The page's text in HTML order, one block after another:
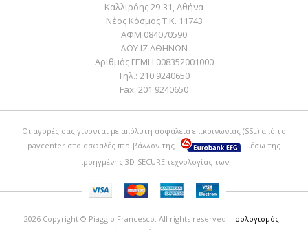
Καλλιρόης 29-31, Αθήνα
Νέος Κόσμος Τ.Κ. 11743
ΑΦΜ 084070590
ΔΟΥ ΙΖ ΑΘΗΝΩΝ
Αριθμός ΓΕΜΗ 008352001000
Τηλ.: 210 9240650
Fax: 201 9240650
Οι αγορές σας γίνονται με απόλυτη ασφάλεια επικοινωνίας (SSL) από το
paycenter στο ασφαλές περιβάλλον της
μέσω της
προηγμένης 3D-SECURE τεχνολογίας των
2026 Copyright © Piaggio Francesco. All rights reserved - Ισολογισμός -